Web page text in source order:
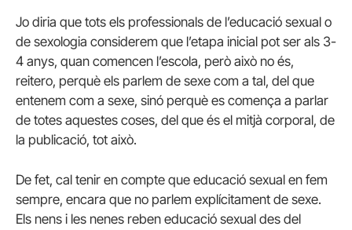
Jo diria que tots els professionals de l’educació sexual o
de sexologia considerem que l’etapa inicial pot ser als 3-
4 anys, quan comencen l’escola, però això no és,
reitero, perquè els parlem de sexe com a tal, del que
entenem com a sexe, sinó perquè es comença a parlar
de totes aquestes coses, del que és el mitjà corporal, de
la publicació, tot això.
De fet, cal tenir en compte que educació sexual en fem
sempre, encara que no parlem explícitament de sexe.
Els nens i les nenes reben educació sexual des del